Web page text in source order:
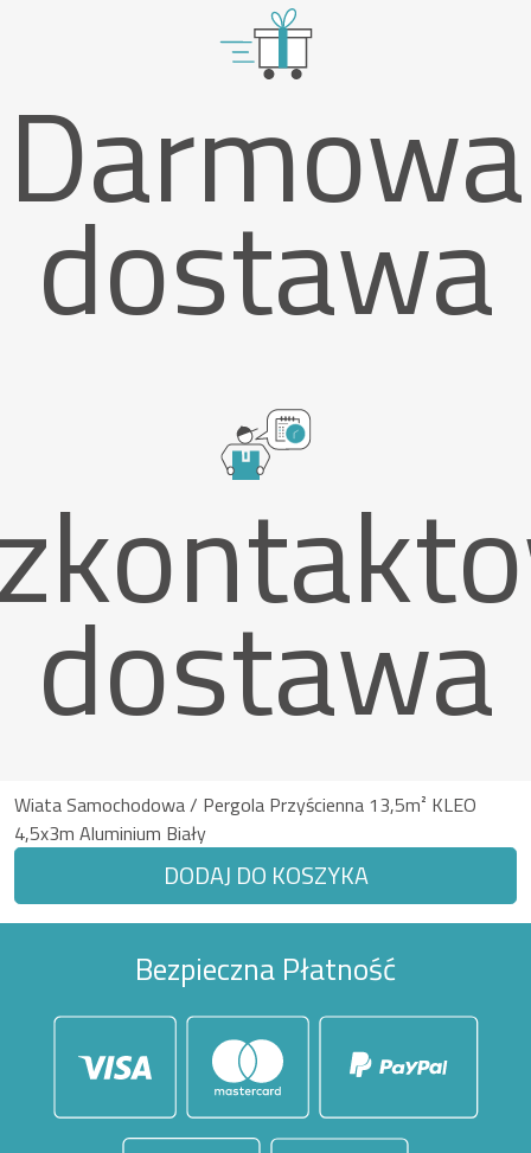
Darmowa
dostawa
dostawa
Wiata Samochodowa / Pergola Przyścienna 13,5m² KLEO
4,5x3m Aluminium Biały
DODAJ DO KOSZYKA
Bezpieczna Płatność